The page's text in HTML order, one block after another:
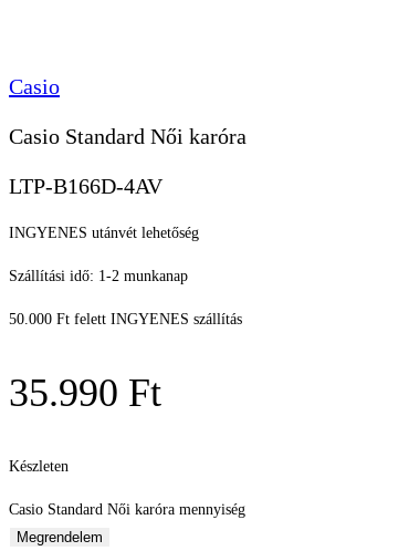
Casio
Casio Standard Női karóra
LTP-B166D-4AV
INGYENES utánvét lehetőség
Szállítási idő: 1-2 munkanap
50.000 Ft felett INGYENES szállítás
35.990 Ft
Készleten
Casio Standard Női karóra mennyiség
Megrendelem